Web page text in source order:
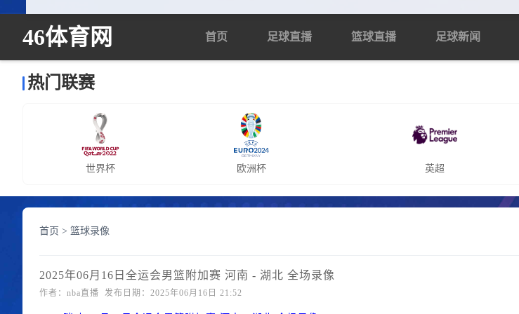
46体育网 首页 足球直播 篮球直播 足球新闻
热门联赛
世界杯 欧洲杯 英超
首页 > 篮球录像
2025年06月16日全运会男篮附加赛 河南 - 湖北 全场录像
作者：nba直播 发布日期：2025年06月16日 21:52